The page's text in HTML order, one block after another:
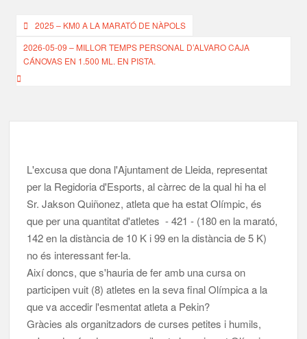
Navegació
d'entrades
2025 – KM0 A LA MARATÓ DE NÀPOLS
2026-05-09 – MILLOR TEMPS PERSONAL D’ALVARO CAJA
CÁNOVAS EN 1.500 ML. EN PISTA.
L'excusa que dona l'Ajuntament de Lleida, representat
per la Regidoria d'Esports, al càrrec de la qual hi ha el
Sr. Jakson Quiñonez, atleta que ha estat Olímpic, és
que per una quantitat d'atletes - 421 - (180 en la marató,
142 en la distància de 10 K i 99 en la distància de 5 K)
no és interessant fer-la.
Així doncs, que s'hauria de fer amb una cursa on
participen vuit (8) atletes en la seva final Olímpica a la
que va accedir l'esmentat atleta a Pekin?
Gràcies als organitzadors de curses petites i humils,